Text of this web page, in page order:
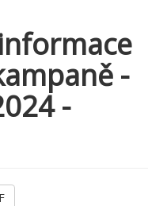
-
-